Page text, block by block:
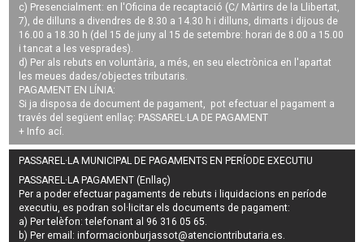
c) Presencialment: en l'Oficina de recaptació (C/ Màrtirs de la Llibertat,
7), de dilluns a divendres de 8.30 a 14.30 h i dilluns, dimarts i dijous de
16.00 a 18.30 h (del 15 de juny al 15 de setembre: horari de 8.00 a 15.00
i tancat a les vesprades).
d) Per als rebuts en voluntària, a més, en seu electrònica en l'apartat
les meues dades/objectes tributaris.
PAGAMENT EN LÍNIA:
Si ja disposa de document de pagament, pot efectuar el pagament a
través del següent enllaç: PASSAREL·LA DE PAGAMENT
+ Info ací
PASSAREL·LA MUNICIPAL DE PAGAMENTS EN PERÍODE EXECUTIU
PASSAREL·LA PAGAMENT (Enllaç)
Per a poder efectuar pagaments derebuts i liquidacions en període
executiu, es podran sol·licitar els documents de pagament:
a) Per telèfon: telefonant al 96 316 05 65.
b) Per email:informacionburjassot@atenciontributaria.es.